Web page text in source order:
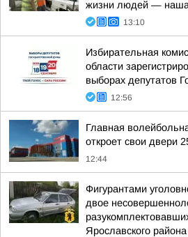
жизни людей —
13:10
Избирательная
области
выборах депутатов
12:56
Главная
откроет свои двери
12:44
Фигурантами
двое
Ярославского района